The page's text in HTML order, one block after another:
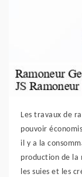
Les travaux de
pouvoir
il y a la
production de la
les suies et les